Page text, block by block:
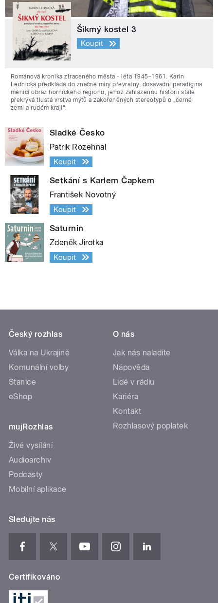
Šikmý kostel 3
Koupit
Románová kronika ztraceného města - léta 1945–1961. Karin
Lednická předkládá do značné míry převratný, dosavadní paradigma
měnící obraz hornického regionu, jehož zahlazenou historii stále
překrývá tlustá vrstva mýtů a zakořeněných stereotypů o „černé
zemi a rudém kraji“.
Sladké Česko
Patrik Rozehnal
Koupit
Setkání s Karlem Čapkem
František Novotný
Koupit
Saturnin
Zdeněk Jirotka
Koupit
Český rozhlas
Válka na Ukrajině
Komunální volby
Stanice
eShop
mujRozhlas
Živé vysílání
Audioarchiv
Podcasty
Mobilní aplikace
O nás
Jak nás naladíte
Nápověda
Lidé v rádiu
Kariéra
Kontakt
Rozhlasový poplatek
Sledujte nás
Certifikováno